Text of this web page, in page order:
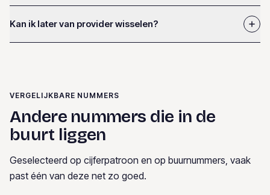
Kan ik later van provider wisselen?
VERGELIJKBARE NUMMERS
Andere nummers die in de
buurt liggen
Geselecteerd op cijferpatroon en op buurnummers, vaak
past één van deze net zo goed.